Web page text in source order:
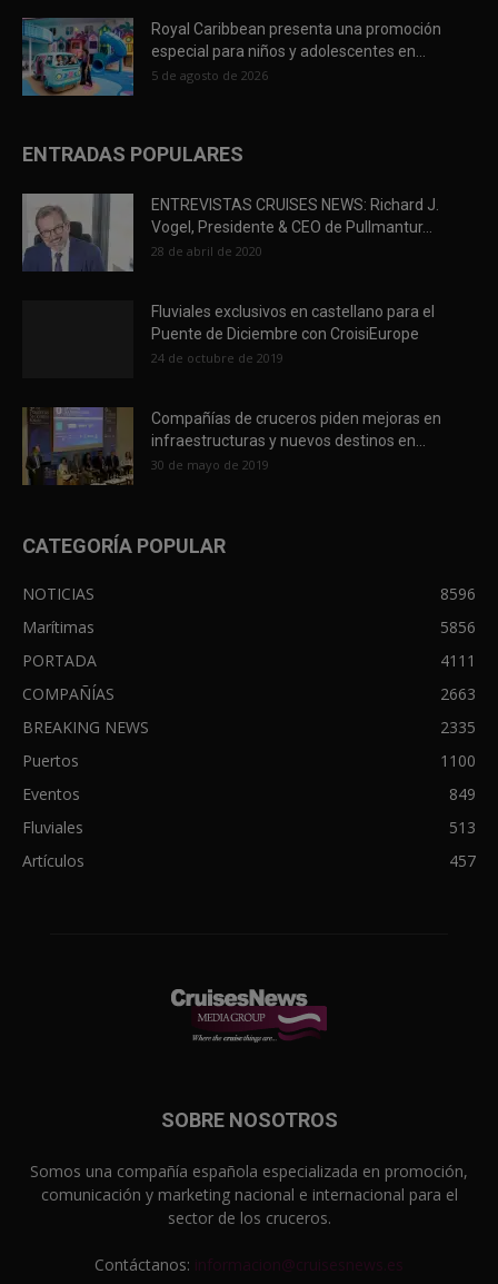
Royal Caribbean presenta una promoción
especial para niños y adolescentes en...
5 de agosto de 2026
ENTRADAS POPULARES
ENTREVISTAS CRUISES NEWS: Richard J.
Vogel, Presidente & CEO de Pullmantur...
28 de abril de 2020
Fluviales exclusivos en castellano para el
Puente de Diciembre con CroisiEurope
24 de octubre de 2019
Compañías de cruceros piden mejoras en
infraestructuras y nuevos destinos en...
30 de mayo de 2019
CATEGORÍA POPULAR
NOTICIAS
8596
Marítimas
5856
PORTADA
4111
COMPAÑÍAS
2663
BREAKING NEWS
2335
Puertos
1100
Eventos
849
Fluviales
513
Artículos
457
SOBRE NOSOTROS
Somos una compañía española especializada en promoción,
comunicación y marketing nacional e internacional para el
sector de los cruceros.
Contáctanos: informacion@cruisesnews.es